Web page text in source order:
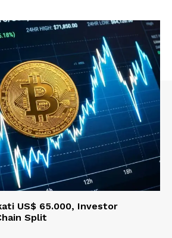
US$ 65.000, Investor
Split